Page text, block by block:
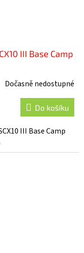
III Base Camp
Dočasně nedostupné
Do košíku
III Base Camp